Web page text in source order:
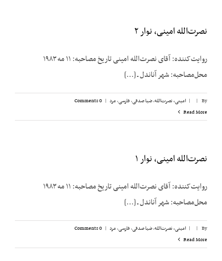
نصرت‌الله امینی، نوار ۲
روایت‌کننده: آقای نصرت‌الله امینی تاریخ مصاحبه: ۱۱ مه ۱۹۸۳
محل‌مصاحبه: شهر آناندل ـ [...]
By
|
| امینی، نصرت‌الله,ضیا صدقی,فارسی,مرد |
0 Comments
Read More
نصرت‌الله امینی، نوار ۱
روایت‌کننده: آقای نصرت‌الله امینی تاریخ مصاحبه: ۱۱ مه ۱۹۸۳
محل‌مصاحبه: شهر آناندل ـ [...]
By
|
| امینی، نصرت‌الله,ضیا صدقی,فارسی,مرد |
0 Comments
Read More